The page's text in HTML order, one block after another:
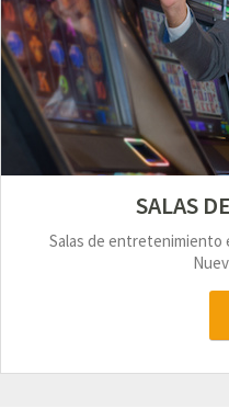
SALAS
Salas de entretenimiento